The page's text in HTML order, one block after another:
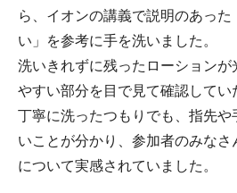
ら、イオンの講義で説明のあっ
い」を参考に手を洗いました。
洗いきれずに残ったローションが
やすい部分を目で見て確認してい
丁寧に洗ったつもりでも、指先や
いことが分かり、参加者のみなさ
について実感されていました。